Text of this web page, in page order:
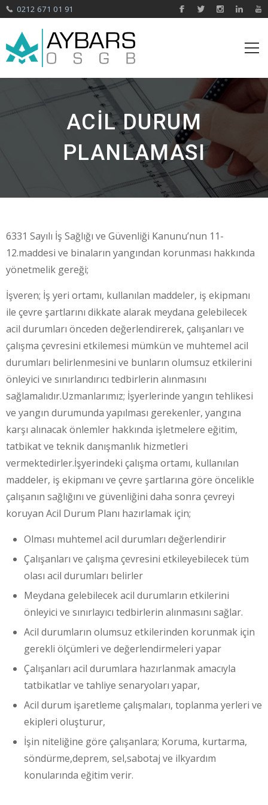
0212 671 01 91
ACIL DURUM
PLANLAMASI
6331 Sayılı İş Sağlığı ve Güvenliği Kanunu’nun 11-
12.maddesi ve binaların yangından korunması hakkında
yönetmelik gereği;
İşveren; İş yeri ortamı, kullanılan maddeler, iş ekipmanı
ile çevre şartlarını dikkate alarak meydana gelebilecek
acil durumları önceden değerlendirerek, çalışanları ve
çalışma çevresini etkilemesi mümkün ve muhtemel acil
durumları belirlenmesini ve bunların olumsuz etkilerini
önleyici ve sınırlandırıcı tedbirlerin alınmasını
sağlamalıdır.Uzmanlarımız; İşyerlerinde yangın tehlikesi
ve yangın durumunda yapılması gerekenler, yangına
karşı alınacak önlemler hakkında işletmelere eğitim,
tatbikat ve teknik danışmanlık hizmetleri
vermektedirler.İşyerindeki çalışma ortamı, kullanılan
maddeler, iş ekipmanı ve çevre şartlarına göre öncelikle
çalışanın sağlığını ve güvenliğini daha sonra çevreyi
koruyan Acil Durum Planı hazırlamak için;
Olması muhtemel acil durumları değerlendirir
Çalışanları ve çalışma çevresini etkileyebilecek tüm
olası acil durumları belirler
Meydana gelebilecek acil durumların etkilerini
önleyici ve sınırlayıcı tedbirlerin alınmasını sağlar.
Acil durumların olumsuz etkilerinden korunmak için
gerekli ölçümleri ve değerlendirmeleri yapar
Çalışanları acil durumlara hazırlanmak amacıyla
tatbikatlar ve tahliye senaryoları yapar,
Acil durum işaretleme çalışmaları, toplanma yerleri ve
ekipleri oluşturur,
İşin niteliğine göre çalışanlara; Koruma, kurtarma,
söndürme,deprem, sel,sabotaj ve ilkyardım
konularında eğitim verir.